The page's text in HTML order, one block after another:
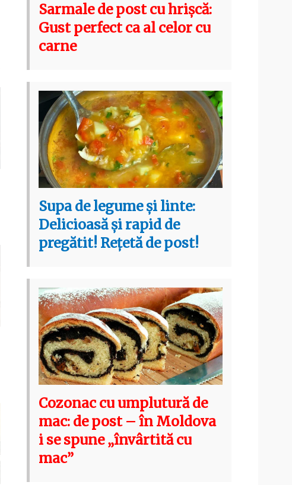
Sarmale de post cu hrișcă:
Gust perfect ca al celor cu
carne
Supa de legume și linte:
Delicioasă și rapid de
pregătit! Rețetă de post!
Cozonac cu umplutură de
mac: de post – în Moldova
i se spune „învârtită cu
mac”